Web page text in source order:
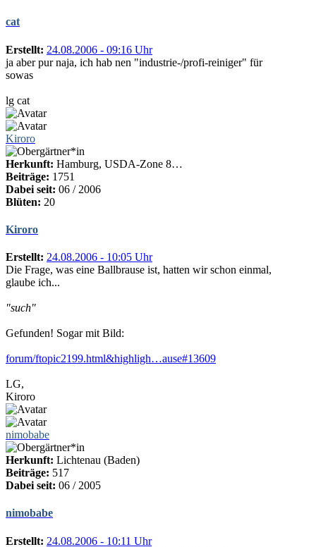
cat
Erstellt: 24.08.2006 - 09:16 Uhr
ja aber pur naja, ich hab nen "industrie-/profi-reiniger" für
sowas
lg cat
Kiroro
Herkunft: Hamburg, USDA-Zone 8…
Beiträge: 1751
Dabei seit: 06 / 2006
Blüten: 20
Kiroro
Erstellt: 24.08.2006 - 10:05 Uhr
Die Frage, was eine Ballbrause ist, hatten wir schon einmal,
glaube ich...
"such"
Gefunden! Sogar mit Bild:
forum/ftopic2199.html&highligh…ause#13609
LG,
Kiroro
nimobabe
Herkunft: Lichtenau (Baden)
Beiträge: 517
Dabei seit: 06 / 2005
nimobabe
Erstellt: 24.08.2006 - 10:11 Uhr